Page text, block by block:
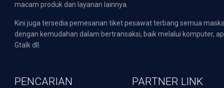
macam produk dan layanan lainnya.
Kini juga tersedia pemesanan tiket pesawat terbang semua
dengan kemudahan dalam bertransaksi, baik melalui komputer,
Gtalk dll.
PENCARIAN PARTNER LINK